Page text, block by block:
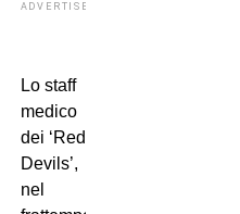
ADVERTISEMENT
Lo staff
medico
dei ‘Red
Devils’,
nel